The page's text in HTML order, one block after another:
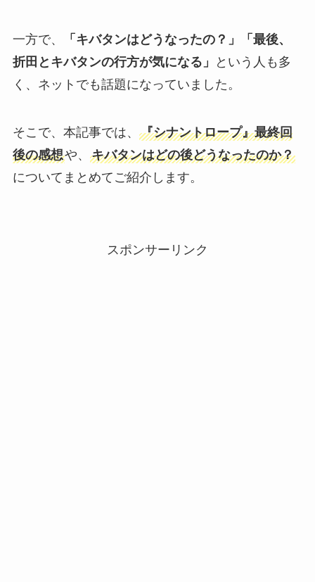
一方で、
「キバタンはどうなったの？」「最後、
折田とキバタンの行方が気になる」
という人も多
く、ネットでも話題になっていました。
そこで、本記事では、 『シナントロープ』最終回
後の感想や、 キバタンはどの後どうなったのか？
についてまとめてご紹介します。
スポンサーリンク